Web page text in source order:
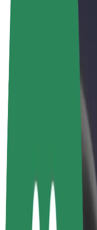
Términos y Condiciones
Bolt Plus
Colabora con Bolt